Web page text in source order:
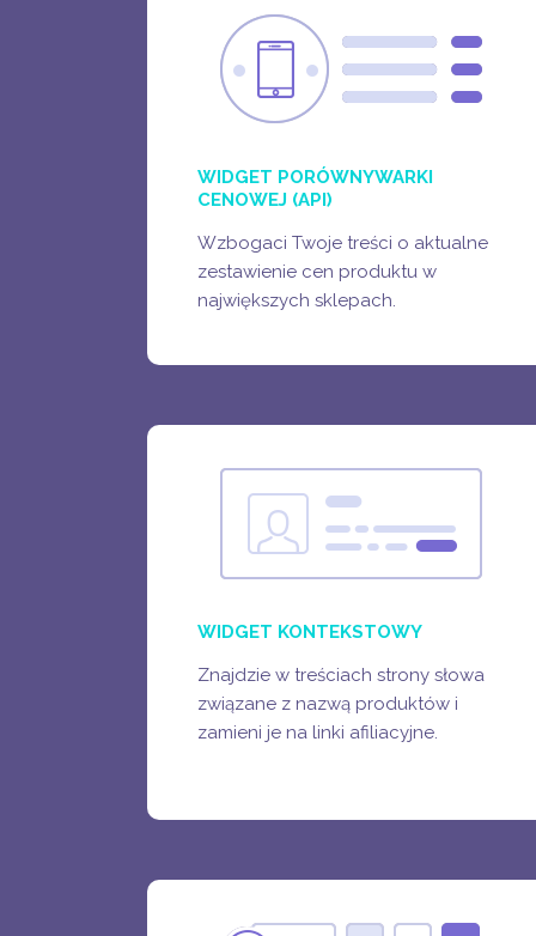
WIDGET PORÓWNYWARKI
CENOWEJ (API)
Wzbogaci Twoje treści o aktualne
zestawienie cen produktu w
największych sklepach.
PORÓWNYWARKI
CENOWEJ
STRONY Z RECENZJAMI
ZOBACZ WIĘCEJ
WIDGET KONTEKSTOWY
Znajdzie w treściach strony słowa
związane z nazwą produktów i
zamieni je na linki afiliacyjne.
BLOGI & SERWISY TEMATYCZNE
FORA INTERNETOWE
STRONY Z RECENZJAMI
ZOBACZ WIĘCEJ